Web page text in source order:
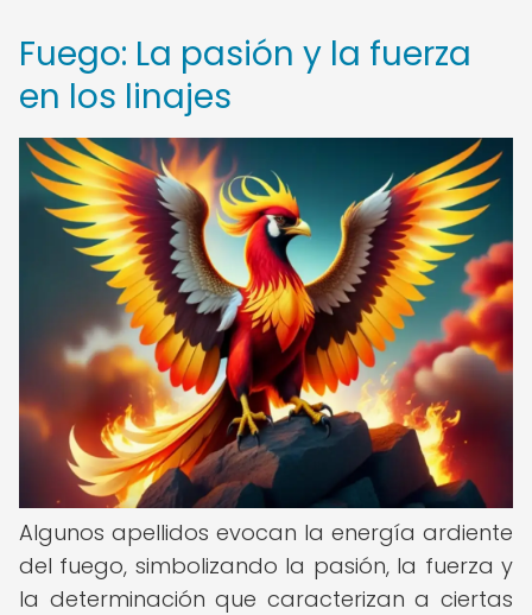
Fuego: La pasión y la fuerza
en los linajes
Algunos apellidos evocan la energía ardiente
del fuego, simbolizando la pasión, la fuerza y
la determinación que caracterizan a ciertas